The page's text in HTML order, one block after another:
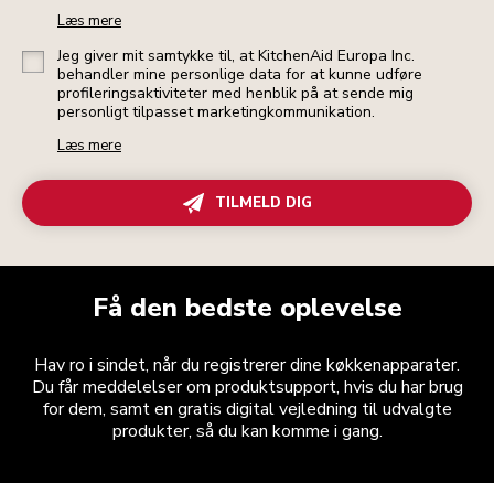
Læs mere
Jeg giver mit samtykke til, at KitchenAid Europa Inc.
behandler mine personlige data for at kunne udføre
profileringsaktiviteter med henblik på at sende mig
personligt tilpasset marketingkommunikation.
Læs mere
TILMELD DIG
Få den bedste oplevelse
Hav ro i sindet, når du registrerer dine køkkenapparater.
Du får meddelelser om produktsupport, hvis du har brug
for dem, samt en gratis digital vejledning til udvalgte
produkter, så du kan komme i gang.